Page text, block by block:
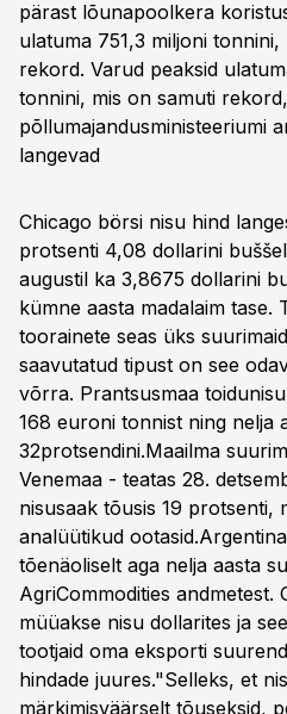
pärast lõunapoolkera
ulatuma 751,3 miljoni tonnini,
rekord. Varud peaksid
tonnini, mis on samuti
põllumajandusministeeriumi
langevad
Chicago börsi nisu hind
protsenti 4,08 dollarini
augustil ka 3,8675 dollarini
kümne aasta madalaim tase.
toorainete seas üks
saavutatud tipust on see
võrra. Prantsusmaa
168 euroni tonnist ning nelja
32protsendini.Maailma
Venemaa - teatas 28.
nisusaak tõusis 19 protsenti,
analüütikud
tõenäoliselt aga nelja aasta
AgriCommodities andmetest.
müüakse nisu dollarites ja
tootjaid oma eksporti
hindade juures."Selleks, et
märkimisväärselt tõuseksid,